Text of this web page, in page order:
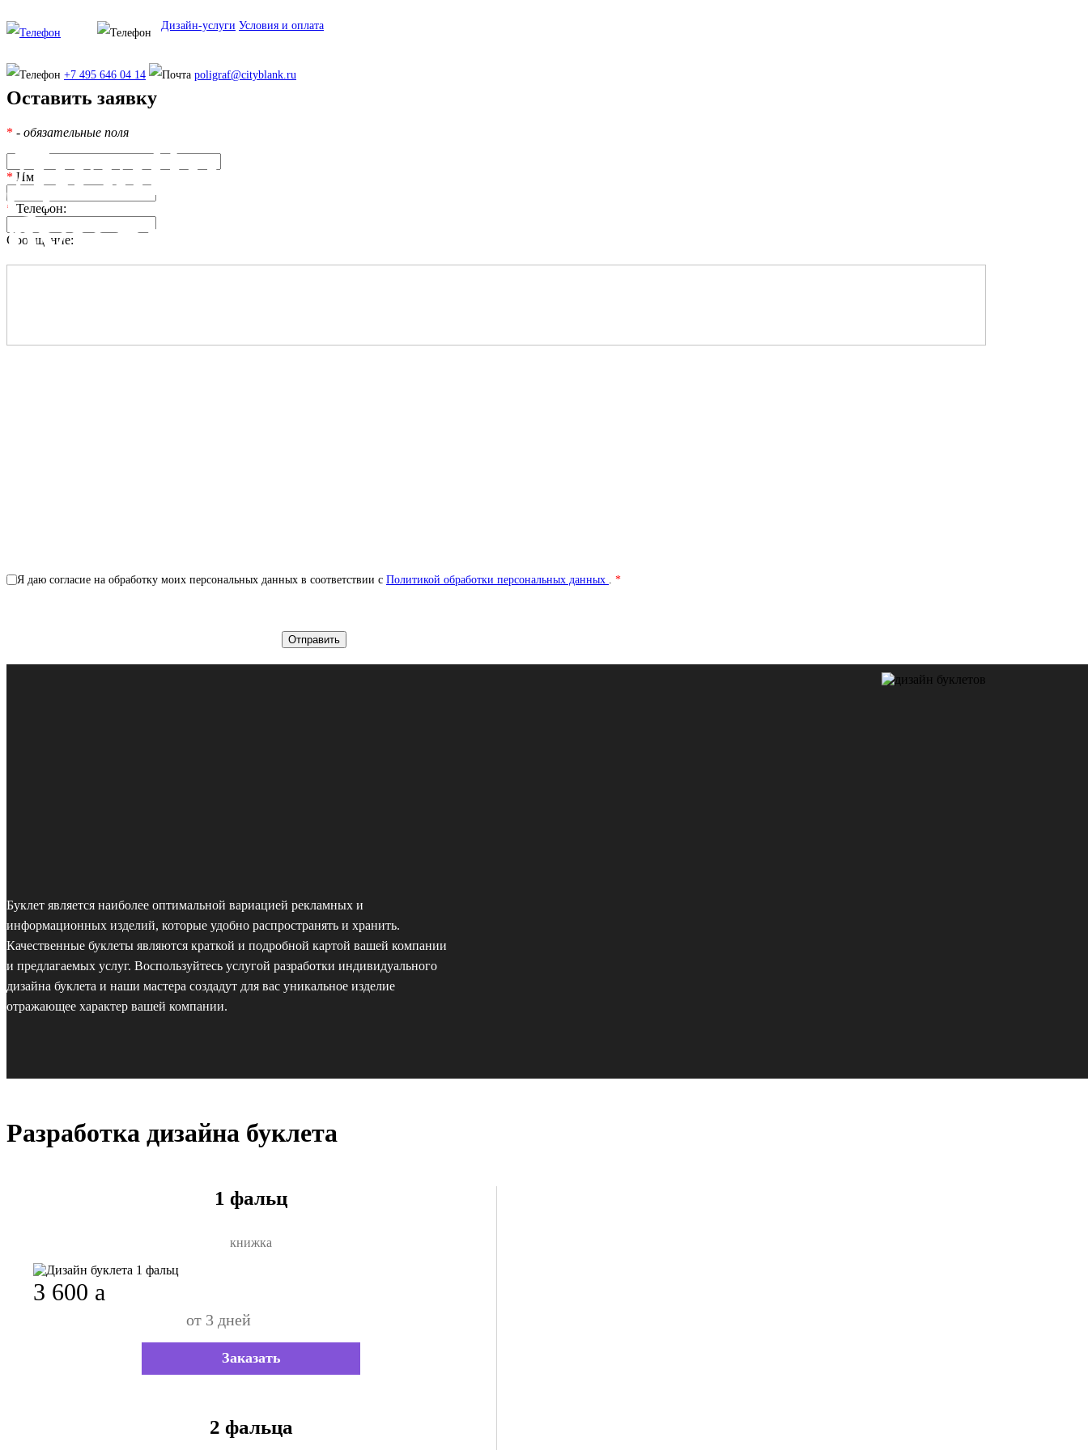
Дизайн-услуги Условия и оплата
+7 495 646 04 14 poligraf@cityblank.ru
Дизайн
буклетов
Оставить заявку
* - обязательные поля
* Имя:
* Телефон:
Сообщение:
Я даю согласие на обработку моих персональных данных в соответствии с Политикой обработки персональных данных . *
Буклет является наиболее оптимальной вариацией рекламных и
информационных изделий, которые удобно распространять и хранить.
Качественные буклеты являются краткой и подробной картой вашей компании
и предлагаемых услуг. Воспользуйтесь услугой разработки индивидуального
дизайна буклета и наши мастера создадут для вас уникальное изделие
отражающее характер вашей компании.
Разработка дизайна буклета
1 фальц
книжка
3 600 a
от 3 дней
Заказать
2 фальца